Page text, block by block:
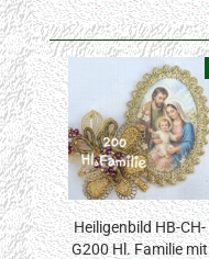
Heiligenbild HB-CH-
G200 Hl. Familie mit